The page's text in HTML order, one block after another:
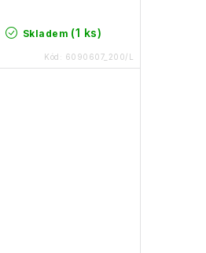
Skladem (1 ks)
Kód: 6090607_200/L